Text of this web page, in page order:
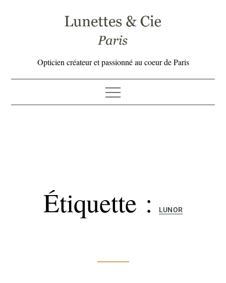
Opticien créateur et passionné au coeur de Paris
Étiquette : LUNOR